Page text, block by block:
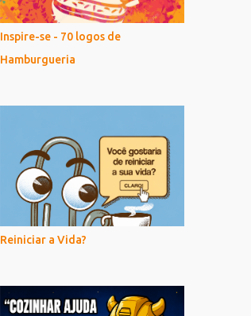
Inspire-se - 70 logos de
Hamburgueria
Reiniciar a Vida?